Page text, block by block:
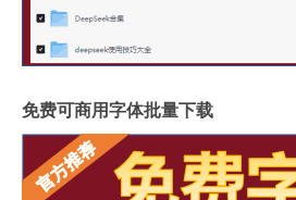
免费可商用字体批量下载